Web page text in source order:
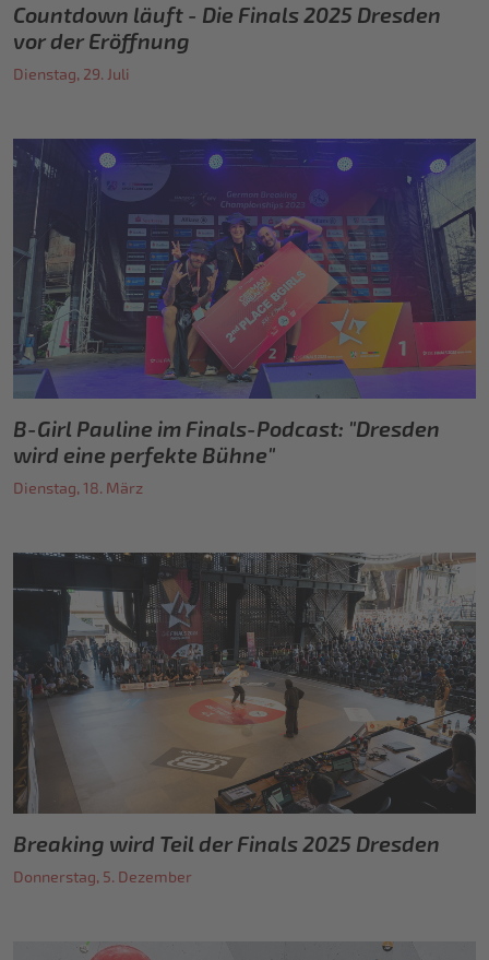
Countdown läuft - Die Finals 2025 Dresden
vor der Eröffnung
Dienstag, 29. Juli
B-Girl Pauline im Finals-Podcast: "Dresden
wird eine perfekte Bühne"
Dienstag, 18. März
Breaking wird Teil der Finals 2025 Dresden
Donnerstag, 5. Dezember